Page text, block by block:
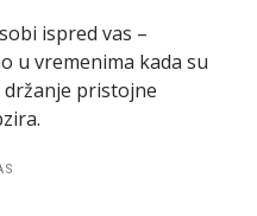
ispred vas –
u vremenima kada su
pristojne